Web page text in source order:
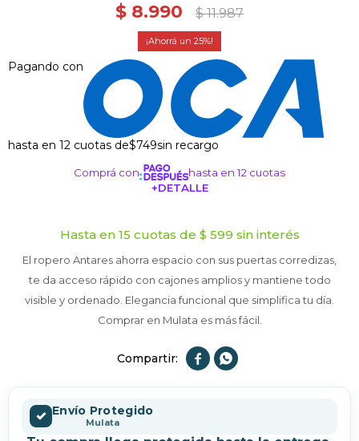
$ 8.990 $ 11.987
25
Pagando con
hasta en 12 cuotas de$749sin recargo
Comprá con
hasta en 12 cuotas
+DETALLE
Hasta en 15 cuotas de $ 599 sin interés
El ropero Antares ahorra espacio con sus puertas corredizas,
te da acceso rápido con cajones amplios y mantiene todo
visible y ordenado. Elegancia funcional que simplifica tu día.
Comprar en Mulata es más fácil.
 
✓ Envío Protegido
Mulata